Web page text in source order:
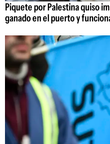
Piquete por Palestina quiso
ganado en el puerto y